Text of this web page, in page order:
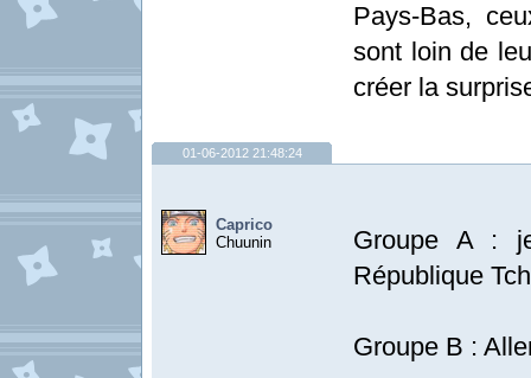
Pays-Bas,
sont loin de
créer la
01-06-2012 21:48:24
Caprico
Chuunin
Groupe A :
République
Groupe B :